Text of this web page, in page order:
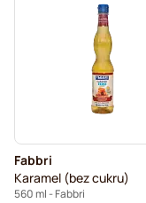
Fabbri
Karamel (bez cukru)
560 ml - Fabbri